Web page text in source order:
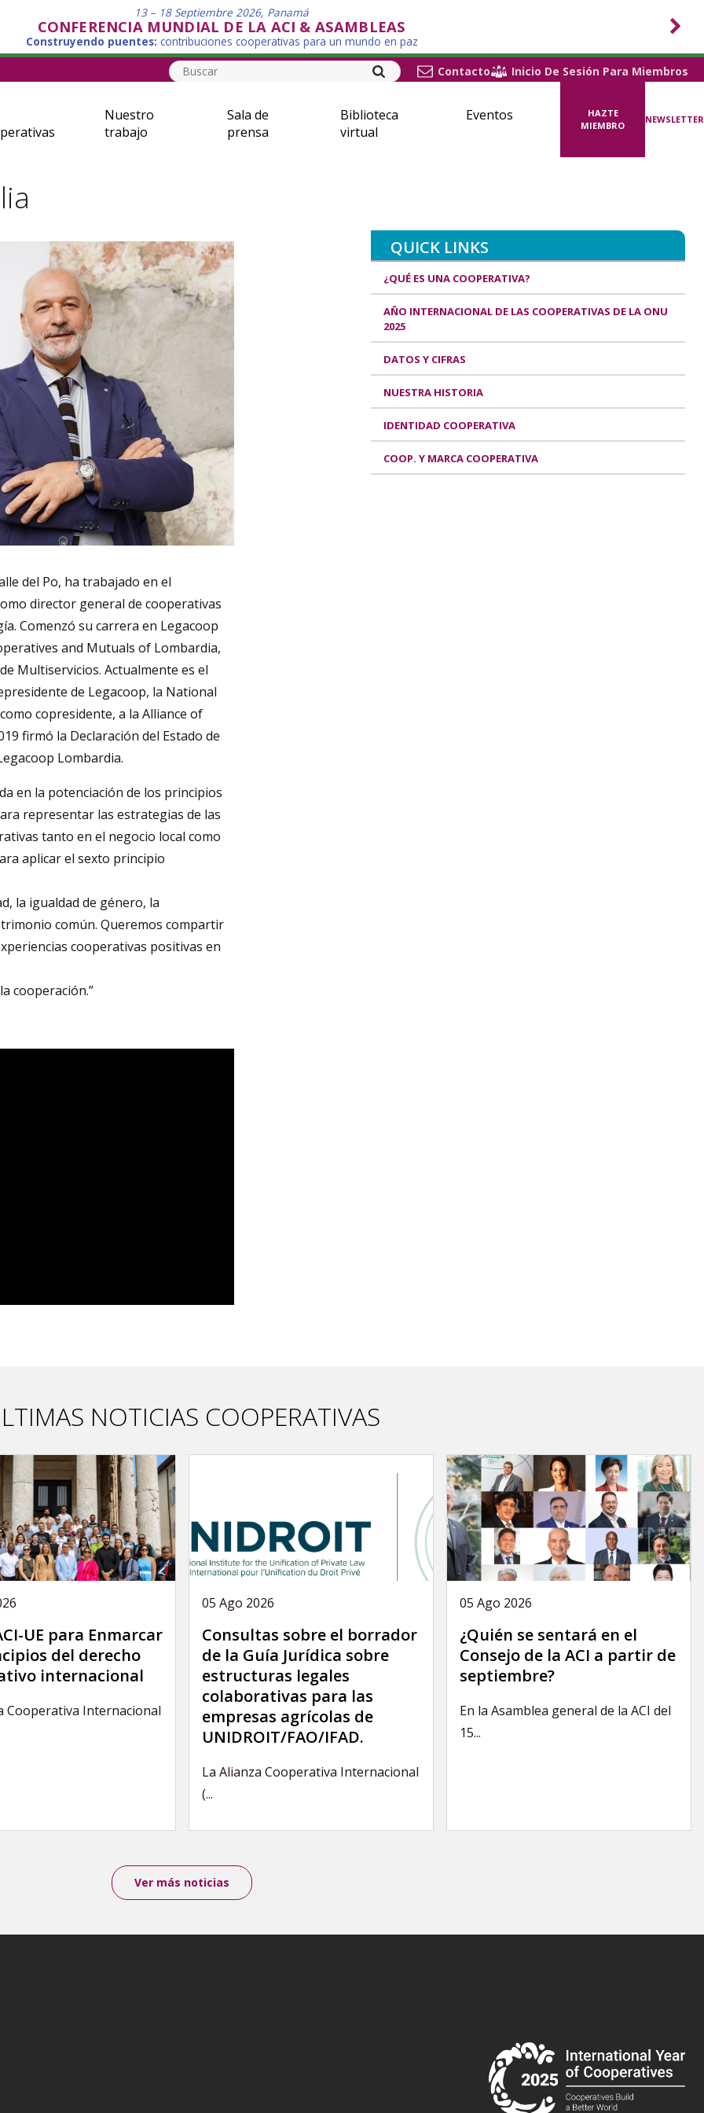
13 – 18 Septiembre 2026, Panamá
CONFERENCIA MUNDIAL DE LA ACI & ASAMBLEAS
Construyendo puentes: contribuciones cooperativas para un mundo en paz
Contacto Inicio De Sesión Para Miembros
Nuestro
trabajo
Sala de
prensa
Biblioteca
virtual
Eventos
HAZTE
MIEMBRO
NEWSLETTER
del Po, ha trabajado en el
director general de cooperativas
Comenzó su carrera en Legacoop
and Mutuals of Lombardia,
Multiservicios. Actualmente es el
de Legacoop, la National
copresidente, a la Alliance of
firmó la Declaración del Estado de
Lombardia.
en la potenciación de los principios
representar las estrategias de las
tanto en el negocio local como
aplicar el sexto principio
la igualdad de género, la
común. Queremos compartir
cooperativas positivas en
cooperación.”
NOTICIAS COOPERATIVAS
UE para Enmarcar
del derecho
internacional
Cooperativa Internacional
05 Ago 2026
Consultas sobre el borrador
de la Guía Jurídica sobre
estructuras legales
colaborativas para las
empresas agrícolas de
UNIDROIT/FAO/IFAD.
La Alianza Cooperativa Internacional
(...
05 Ago 2026
¿Quién se sentará en el
Consejo de la ACI a partir de
septiembre?
En la Asamblea general de la ACI del
15...
Ver más noticias
QUICK LINKS
¿QUÉ ES UNA COOPERATIVA?
AÑO INTERNACIONAL DE LAS COOPERATIVAS DE LA ONU
2025
DATOS Y CIFRAS
NUESTRA HISTORIA
IDENTIDAD COOPERATIVA
COOP. Y MARCA COOPERATIVA